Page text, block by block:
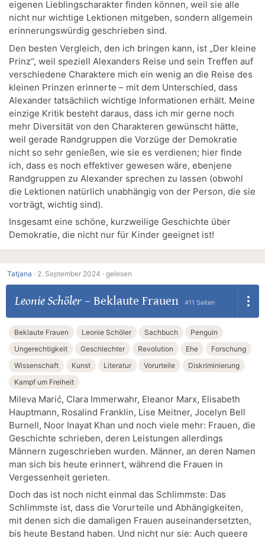
eigenen Lieblingscharakter finden können, weil sie alle
nicht nur wichtige Lektionen mitgeben, sondern allgemein
erinnerungswürdig geschrieben sind.
Den besten Vergleich, den ich bringen kann, ist „Der kleine
Prinz“, weil speziell Alexanders Reise und sein Treffen auf
verschiedene Charaktere mich ein wenig an die Reise des
kleinen Prinzen erinnerte – mit dem Unterschied, dass
Alexander tatsächlich wichtige Informationen erhält. Meine
einzige Kritik besteht daraus, dass ich mir gerne noch
mehr Diversität von den Charakteren gewünscht hätte,
weil gerade Randgruppen die Vorzüge der Demokratie
nicht so sehr genießen, wie sie es verdienen; hier finde
ich, dass es noch effektiver gewesen wäre, ebenjene
Randgruppen zu Alexander sprechen zu lassen (obwohl
die Lektionen natürlich unabhängig von der Person, die sie
vorträgt, wichtig sind).
Insgesamt eine schöne, kurzweilige Geschichte über
Demokratie, die nicht nur für Kinder geeignet ist!
Tatjana · 2. September 2024 · gelesen
Leonie Schöler– Beklaute Frauen 411 Seiten
Beklaute Frauen Leonie Schöler Sachbuch
Penguin
Ungerechtigkeit
Geschlechter Revolution Ehe
Forschung
Wissenschaft
Kunst Literatur Vorurteile
Diskriminierung
Kampf um Freiheit
Mileva Marić, Clara Immerwahr, Eleanor Marx, Elisabeth
Hauptmann, Rosalind Franklin, Lise Meitner, Jocelyn Bell
Burnell, Noor Inayat Khan und noch viele mehr: Frauen, die
Geschichte schrieben, deren Leistungen allerdings
Männern zugeschrieben wurden. Männer, an deren Namen
man sich bis heute erinnert, während die Frauen in
Vergessenheit gerieten.
Doch das ist noch nicht einmal das Schlimmste: Das
Schlimmste ist, dass die Vorurteile und Abhängigkeiten,
mit denen sich die damaligen Frauen auseinandersetzten,
bis heute Bestand haben. Und nicht nur sie: Auch queere